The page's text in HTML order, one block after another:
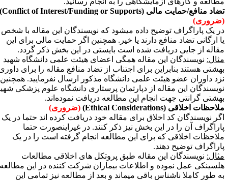
منافع/حمایت مالی (Conflict of Interest/Funding or Supports
)
یک پاراگراف توضیح داده میشود که نویسندگان این مقاله با شخص
ارگانی تضاد منافع دارند یا خیر. همچنین اگر حمایت مالی برای این
از جایی دریافت شده است بایستی در این بخش ذکر گردد.
نویسندگان این مقاله همگی اعضای هیئت علمی دانشگاه شهید
هستند بنابراین برای اجتناب از تضاد منافع مقاله را برای داوری
داوران عضو هیئت علمی دانشگاه مذکور ارسال نفرمایید. همچنین
این مقاله از دپارتمان پرستاری دانشگاه علوم پزشکی شهید
گرانتی جهت انجام این مطالعه دریافت نموده‌اند.
اخلاقی (Ethical Considerations
)(ضروری)
نویسندگان کد اخلاق برای مقاله خود دریافت کرده اند حتما در یک
آن را در این بخش نیز ذکر کنند. در غیراینصورت حتما
اخلاقی که برای این مطالعه انجام گرفته است را در یک
توضیح دهند.
نویسندگان این مقاله طبق پروتکل های اخلاقی مطالعات
عمل نموده و اطلاعات بیماران شرکت کننده در این مطالعه
طور کاملا ناشناس باقی میماند و بعد از مطالعه نیز تمامی این